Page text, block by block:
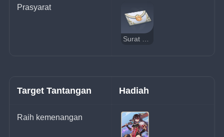
Prasyarat
Surat Undangan Bertanding
Target Tantangan Hadiah
Raih kemenangan